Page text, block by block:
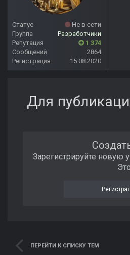
Статус
Не в сети
Группа
Разработчики
Репутация
1 374
Сообщений
2864
Регистрация
15.08.2020
Для
Зарегистрируйте новую
ПЕРЕЙТИ К СПИСКУ ТЕМ